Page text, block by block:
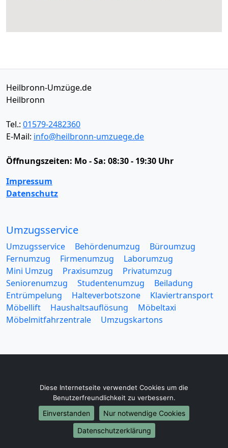
Heilbronn-Umzüge.de
Heilbronn
Tel.: 01579-2482360
E-Mail: info@heilbronn-umzuege.de
Öffnungszeiten: Mo - Sa: 08:30 - 19:30 Uhr
Impressum
Datenschutz
Umzugsservice
Umzugsservice Behördenumzug
Büroumzug
Fernumzug
Firmenumzug
Laborumzug
Mini Umzug
Praxisumzug
Privatumzug
Seniorenumzug
Studentenumzug
Beiladung
Entrümpelung
Halteverbotszone
Klaviertransport
Möbellift
Haushaltsauflösung
Möbeltaxi
Möbelmitfahrzentrale
Umzugskartons
Europa-Umzüge
Umzug von Heilbronn nach Belarus
Umzug von Heilbronn nach Belgien
Umzug von Heilbronn nach Bulgarien
Umzug von Heilbronn nach Dänemark
Diese Internetseite verwendet Cookies um die
Benutzerfreundlichkeit zu verbessern.
Einverstanden
Nur notwendige Cookies
Datenschutzerklärung